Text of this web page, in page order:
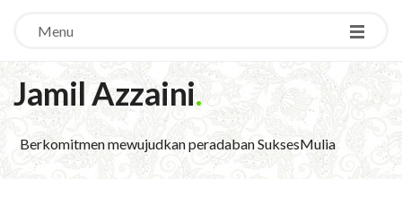
Menu
Jamil Azzaini.
Berkomitmen mewujudkan peradaban SuksesMulia